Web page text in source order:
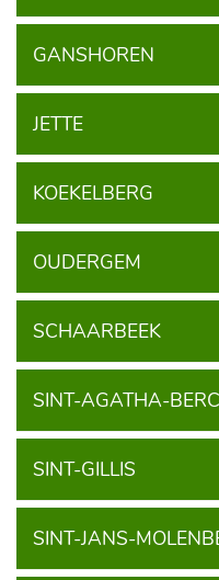
GANSHOREN
JETTE
KOEKELBERG
OUDERGEM
SCHAARBEEK
SINT-AGATHA-
SINT-GILLIS
SINT-JANS-